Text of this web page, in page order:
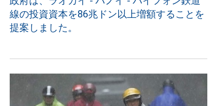
線の投資資本を86兆ドン以上増額することを
提案しました。